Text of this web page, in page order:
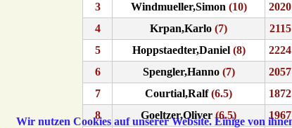
3
Windmueller,Simon (10) 2020
4
Krpan,Karlo (7) 2115
5
Hoppstaedter,Daniel(8) 2224
6
Spengler,Hanno(7) 2057
7
Courtial,Ralf(6.5) 1872
8
Goeltzer,Oliver(6.5) 1967
Wir nutzen Cookies auf unserer Website. Einige von